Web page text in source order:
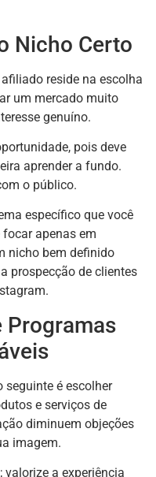
Nicho Certo
reside na escolha
um mercado muito
genuíno.
pois deve
aprender a fundo.
o público.
específico que você
apenas em
nicho bem definido
prospecção de clientes
Programas
seguinte é escolher
e serviços de
diminuem objeções
imagem.
a experiência